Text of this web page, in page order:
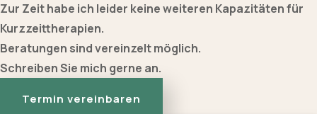
Zur Zeit habe ich leider keine weiteren Kapazitäten für
Kurzzeittherapien.
Beratungen sind vereinzelt möglich.
Schreiben Sie mich gerne an.
Termin vereinbaren